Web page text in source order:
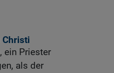
ein Priester
als der